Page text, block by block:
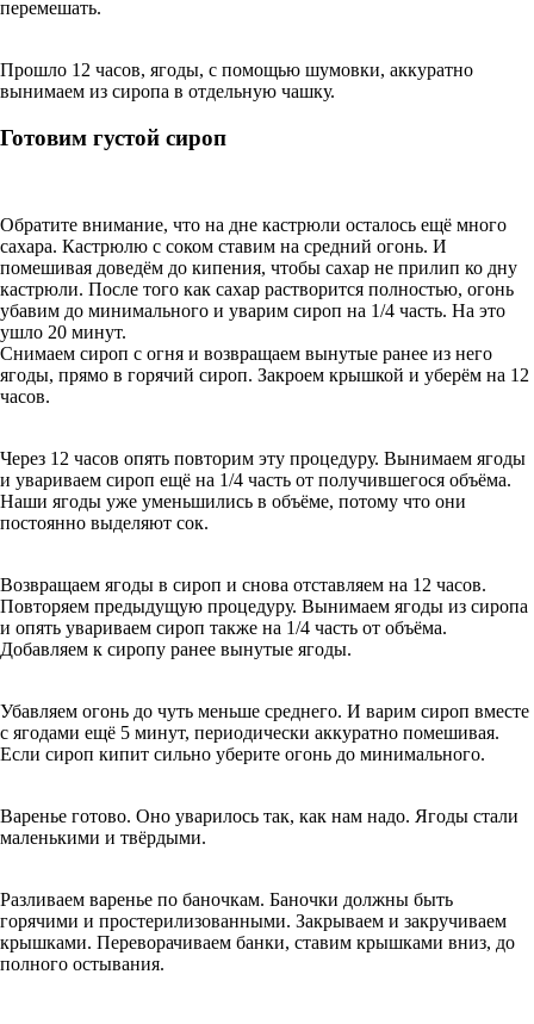
перемешать.
Прошло 12 часов, ягоды, с помощью шумовки, аккуратно
вынимаем из сиропа в отдельную чашку.
Готовим густой сироп
Обратите внимание, что на дне кастрюли осталось ещё много
сахара. Кастрюлю с соком ставим на средний огонь. И
помешивая доведём до кипения, чтобы сахар не прилип ко дну
кастрюли. После того как сахар растворится полностью, огонь
убавим до минимального и уварим сироп на 1/4 часть. На это
ушло 20 минут.
Снимаем сироп с огня и возвращаем вынутые ранее из него
ягоды, прямо в горячий сироп. Закроем крышкой и уберём на 12
часов.
Через 12 часов опять повторим эту процедуру. Вынимаем ягоды
и увариваем сироп ещё на 1/4 часть от получившегося объёма.
Наши ягоды уже уменьшились в объёме, потому что они
постоянно выделяют сок.
Возвращаем ягоды в сироп и снова отставляем на 12 часов.
Повторяем предыдущую процедуру. Вынимаем ягоды из сиропа
и опять увариваем сироп также на 1/4 часть от объёма.
Добавляем к сиропу ранее вынутые ягоды.
Убавляем огонь до чуть меньше среднего. И варим сироп вместе
с ягодами ещё 5 минут, периодически аккуратно помешивая.
Если сироп кипит сильно уберите огонь до минимального.
Варенье готово. Оно уварилось так, как нам надо. Ягоды стали
маленькими и твёрдыми.
Разливаем варенье по баночкам. Баночки должны быть
горячими и простерилизованными. Закрываем и закручиваем
крышками. Переворачиваем банки, ставим крышками вниз, до
полного остывания.